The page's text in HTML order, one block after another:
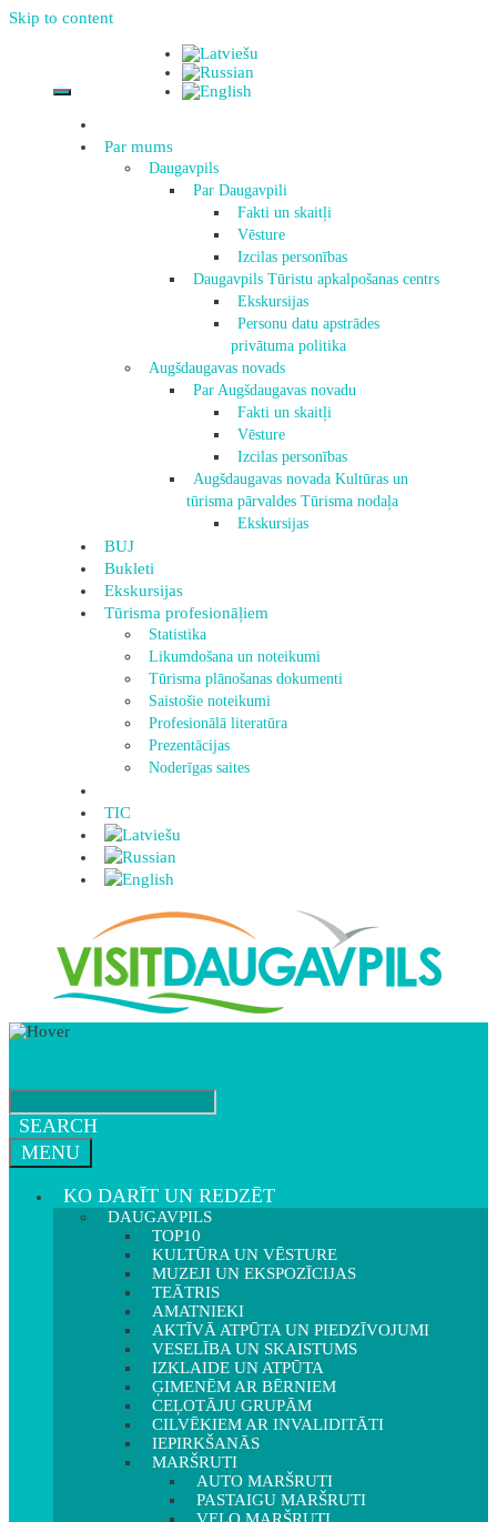
Skip to content
Par mums
Daugavpils
Par Daugavpili
Fakti un skaitļi
Vēsture
Izcilas personības
Daugavpils Tūristu apkalpošanas centrs
Ekskursijas
Personu datu apstrādes
privātuma politika
Augšdaugavas novads
Par Augšdaugavas novadu
Fakti un skaitļi
Vēsture
Izcilas personības
Augšdaugavas novada Kultūras un
tūrisma pārvaldes Tūrisma nodaļa
Ekskursijas
BUJ
Bukleti
Ekskursijas
Tūrisma profesionāļiem
Statistika
Likumdošana un noteikumi
Tūrisma plānošanas dokumenti
Saistošie noteikumi
Profesionālā literatūra
Prezentācijas
Noderīgas saites
TIC
SEARCH
MENU
KO DARĪT UN REDZĒT
DAUGAVPILS
TOP10
KULTŪRA UN VĒSTURE
MUZEJI UN EKSPOZĪCIJAS
TEĀTRIS
AMATNIEKI
AKTĪVĀ ATPŪTA UN PIEDZĪVOJUMI
VESELĪBA UN SKAISTUMS
IZKLAIDE UN ATPŪTA
ĢIMENĒM AR BĒRNIEM
CEĻOTĀJU GRUPĀM
CILVĒKIEM AR INVALIDITĀTI
IEPIRKŠANĀS
MARŠRUTI
AUTO MARŠRUTI
PASTAIGU MARŠRUTI